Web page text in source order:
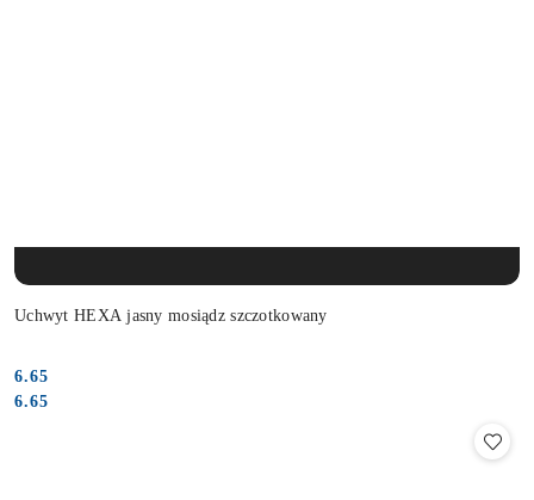
Uchwyt HEXA jasny mosiądz szczotkowany
Cena:
6.65
Cena:
6.65